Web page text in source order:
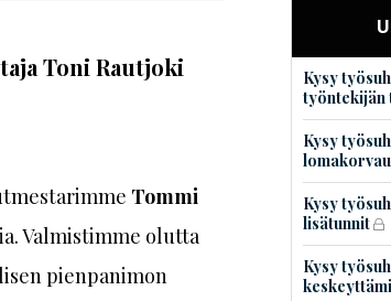
Kysy
työntekijän
Kysy
Kysy
lisätunnit
Kysy
Toni Rautjoki
Tommi
Valmistimme olutta
pienpanimon